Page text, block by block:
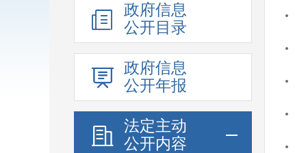
政府信息
公开目录
政府信息
公开年报
法定主动
公开内容